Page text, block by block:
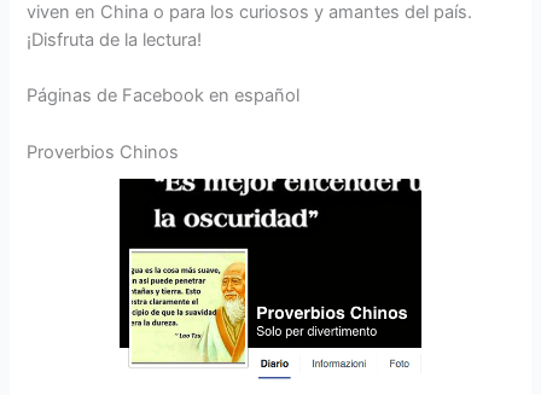
viven en China o para los curiosos y amantes del país.
¡Disfruta de la lectura!
Páginas de Facebook en español
Proverbios Chinos